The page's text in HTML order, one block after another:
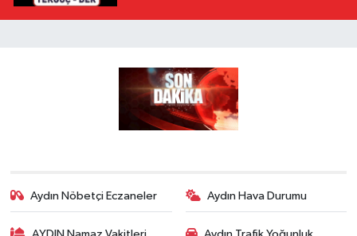
Aydın Nöbetçi Eczaneler Aydın Hava Durumu